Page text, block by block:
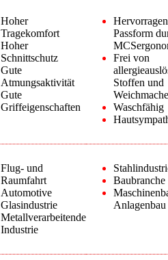
Hoher
Tragekomfort
Hoher
Schnittschutz
Gute
Atmungsaktivität
Gute
Griffeigenschaften
Passform
Frei von
Stoffen und
Waschfähig
Flug- und
Raumfahrt
Automotive
Glasindustrie
Metallverarbeitende
Industrie
Baubranche
Anlagenbau